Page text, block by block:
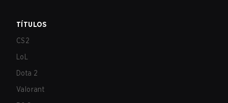
TÍTULOS
CS2
LoL
Dota 2
Valorant